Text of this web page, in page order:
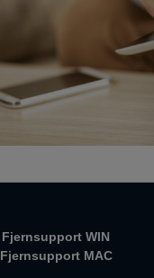
Fjernsupport WIN
Fjernsupport MAC